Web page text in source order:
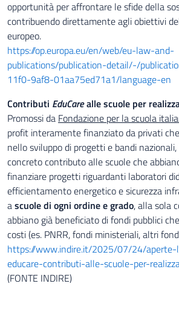
opportunità per affrontare le sfide della
contribuendo direttamente agli obiettivi
europeo.
https://op.europa.eu/en/web/eu-law-and-
publications/publication-detail/-/
11f0-9af8-01aa75ed71a1/language-en
Contributi EduCarealle scuole per
Promossi da Fondazione per la scuola
profit interamente finanziato da privati
nello sviluppo di progetti e bandi
concreto contributo alle scuole che
finanziare progetti riguardanti laboratori
efficientamento energetico e sicurezza
ascuole di ogni ordine e grado, alla sola
abbiano già beneficiato di fondi pubblici
costi (es. PNRR, fondi ministeriali, altri
https://www.indire.it/2025/07/24/
educare-contributi-alle-scuole-per-
(FONTE INDIRE)